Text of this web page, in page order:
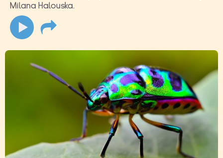
Milana Halouska.